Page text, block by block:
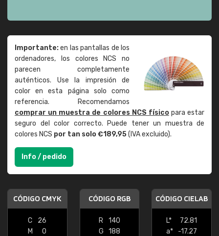
Importante:en las pantallas de los
ordenadores, los colores NCS no
parecen completamente
auténticos. Use la impresión de
color en esta página solo como
referencia. Recomendamos
comprar un muestra de colores NCS físicopara estar
seguro del color correcto. Puede tener un muestra de
colores NCS por tan solo €189,95(IVA excluido).
Info / pedido
CÓDIGO CMYK
C
26
M
0
CÓDIGO RGB
R
140
G
188
CÓDIGO CIELAB
L*
72.81
a*
-17.27